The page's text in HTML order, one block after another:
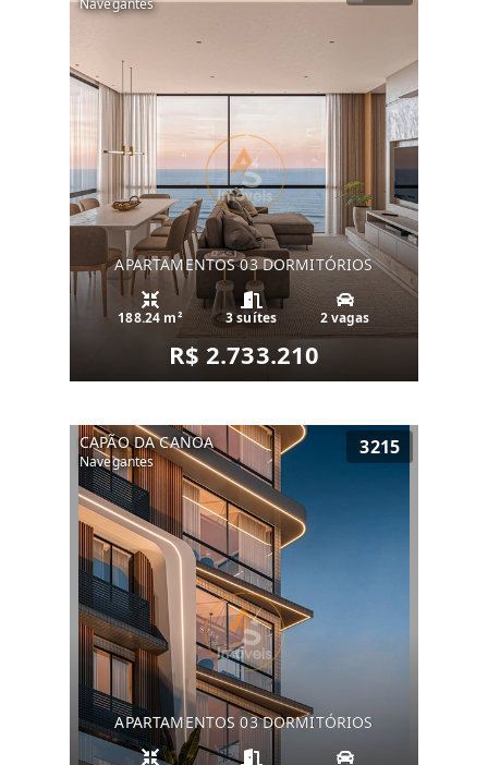
Navegantes
APARTAMENTOS 03 DORMITÓRIOS
188.24 m² 3 suítes 2 vagas
R$ 2.733.210
CAPÃO DA CANOA
Navegantes
3215
APARTAMENTOS 03 DORMITÓRIOS